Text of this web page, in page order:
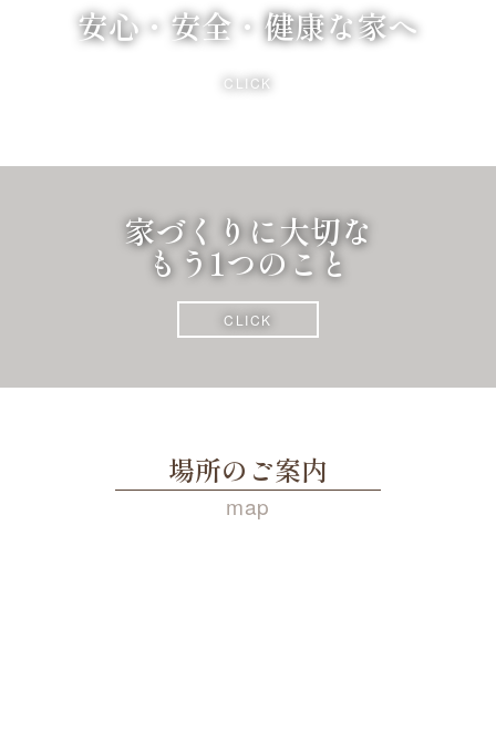
安心・安全・健康な家へ
CLICK
家づくりに大切な
もう1つのこと
CLICK
場所のご案内
map